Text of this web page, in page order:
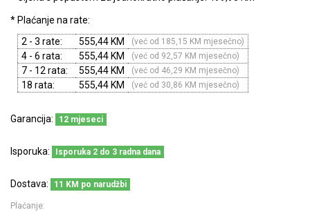
* Plaćanje na rate:
2 - 3 rate:
555,44 KM (već od 185,15 KM mjesečno)
4 - 6 rata: 555,44 KM (već od 92,57 KM mjesečno)
7 - 12 rata: 555,44 KM (već od 46,29 KM mjesečno)
18 rata: 555,44 KM (već od 30,86 KM mjesečno)
Garancija: 12 mjeseci
Isporuka: Isporuka 2 do 3 radna dana
Dostava: 11 KM po narudžbi
Plaćanje: